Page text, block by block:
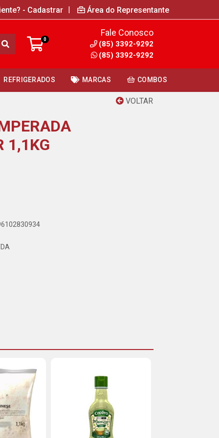
- Cadastrar | Área do Representante
0
Fale Conosco
(85) 3392-9292
(85) 3392-9292
REFRIGERADOS MARCAS COMBOS
VOLTAR
1,1KG